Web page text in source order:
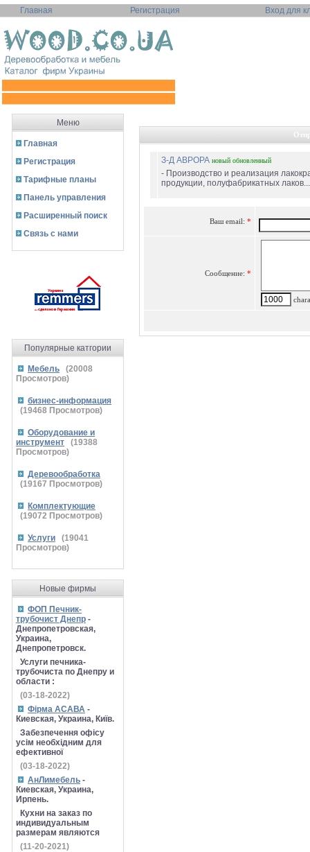
Главная Регистрация Вход для
Меню
Главная
Регистрация
Тарифные планы
Панель управления
Расширенный поиск
Связь с нами
Популярные катгории
Мебель (20008
Просмотров)
бизнес-информация
(19468 Просмотров)
Оборудование и
инструмент
(19388
Просмотров)
Деревообработка
(19167 Просмотров)
Комплектующие
(19072 Просмотров)
Услуги (19041
Просмотров)
Новые фирмы
ФОП Печник-
трубочист Днепр -
Днепропетровская,
Украина,
Днепропетровск.
Услуги печника-
трубочиста по Днепру и
области :
(03-18-2022)
Фірма АСАВА -
Киевская, Украина, Київ.
Забезпечення офісу
усім необхідним для
ефективної
(03-18-2022)
АнЛимебель -
Киевская, Украина,
Ирпень.
Кухни на заказ по
индивидуальным
размерам являются
(11-20-2021)
З-Д АВРОРА новый обновленный
- Производство и реализация
продукции, полуфабрикатных лаков...
Ваш email: *
Сообщение: *